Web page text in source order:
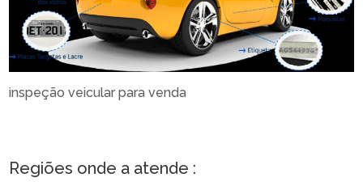
inspeção veicular para venda
Regiões onde a atende :